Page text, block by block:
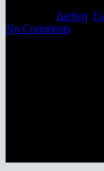
Διεθνή
No Comments